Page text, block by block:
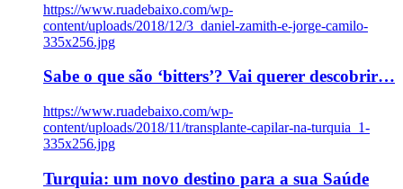
https://www.ruadebaixo.com/wp-
content/uploads/2018/12/3_daniel-zamith-e-jorge-camilo-
335x256.jpg
Sabe o que são ‘bitters’? Vai querer descobrir…
https://www.ruadebaixo.com/wp-
content/uploads/2018/11/transplante-capilar-na-turquia_1-
335x256.jpg
Turquia: um novo destino para a sua Saúde